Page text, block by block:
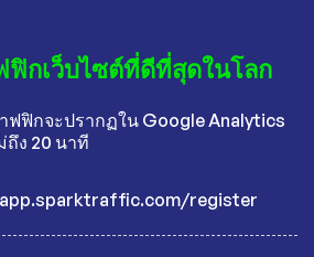
ฟิกเว็บไซต์ที่ดีที่สุดในโลก
ฟฟิกจะปรากฏใน Google Analytics
ง 20 นาที
app.sparktraffic.com/register